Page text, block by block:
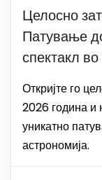
Целосно
Патување
спектакл
Откријте го
2026 година и
уникатно
астрономија.